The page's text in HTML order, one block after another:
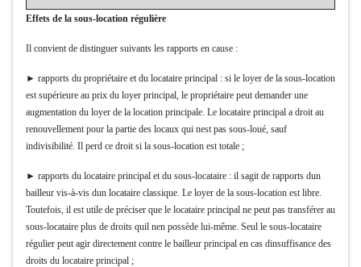
Effets de la sous-location régulière
Il convient de distinguer suivants les rapports en cause :
► rapports du propriétaire et du locataire principal : si le loyer de la sous-location
est supérieure au prix du loyer principal, le propriétaire peut demander une
augmentation du loyer de la location principale. Le locataire principal a droit au
renouvellement pour la partie des locaux qui nest pas sous-loué, sauf
indivisibilité. Il perd ce droit si la sous-location est totale ;
► rapports du locataire principal et du sous-locataire : il sagit de rapports dun
bailleur vis-à-vis dun locataire classique. Le loyer de la sous-location est libre.
Toutefois, il est utile de préciser que le locataire principal ne peut pas transférer au
sous-locataire plus de droits quil nen possède lui-même. Seul le sous-locataire
régulier peut agir directement contre le bailleur principal en cas dinsuffisance des
droits du locataire principal ;